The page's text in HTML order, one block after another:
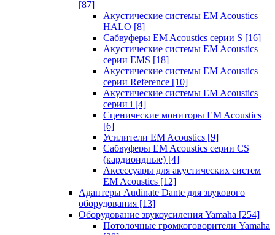
[87]
Акустические системы EM Acoustics
HALO [8]
Сабвуферы EM Acoustics серии S [16]
Акустические системы EM Acoustics
серии EMS [18]
Акустические системы EM Acoustics
серии Reference [10]
Акустические системы EM Acoustics
серии i [4]
Сценические мониторы EM Acoustics
[6]
Усилители EM Acoustics [9]
Сабвуферы EM Acoustics серии CS
(кардиоидные) [4]
Аксессуары для акустических систем
EM Acoustics [12]
Адаптеры Audinate Dante для звукового
оборудования [13]
Оборудование звукоусиления Yamaha [254]
Потолочные громкоговорители Yamaha